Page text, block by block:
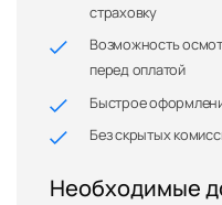
страховку
Возможность
перед оплатой
Быстрое
Без скрытых
Необходимые